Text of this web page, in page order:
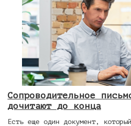
Сопроводительное
дочитают до конца
Есть еще один документ,